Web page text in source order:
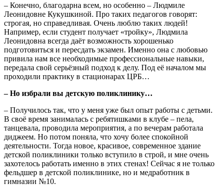
– Конечно, благодарна всем, но особенно – Людмиле
Леонидовне Кукушкиной. Про таких педагогов говорят:
строгая, но справедливая. Очень люблю таких людей!
Например, если студент получает «тройку», Людмила
Леонидовна всегда даёт возможность хорошенько
подготовиться и пересдать экзамен. Именно она с любовью
привила нам все необходимые профессиональные навыки,
передала свой серьёзный подход к делу. Под её началом мы
проходили практику в стационарах ЦРБ…
– Но избрали вы детскую поликлинику…
– Получилось так, что у меня уже был опыт работы с детьми.
В своё время занималась с ребятишками в клубе – пела,
танцевала, проводила мероприятия, а по вечерам работала
диджеем. Но потом поняла, что хочу более спокойной
деятельности. Тогда новое, красивое, современное здание
детской поликлиники только вступило в строй, и мне очень
захотелось работать именно в этих стенах! Сейчас я не только
фельдшер в детской поликлинике, но и медработник в
гимназии №10.